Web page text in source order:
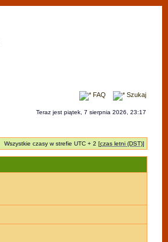
FAQ Szukaj
Teraz jest piątek, 7 sierpnia 2026, 23:17
Wszystkie czasy w strefie UTC + 2 [czas letni (DST)]